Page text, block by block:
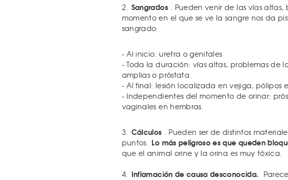
2. Sangrados . Pueden venir de las vías
momento en el que se ve la sangre nos da
sangrado:
- Al inicio: uretra o genitales
- Toda la duración: vías altas, problemas de
amplias o próstata.
- Al final: lesión localizada en vejiga, pólipos
- Independientes del momento de orinar:
vaginales en hembras.
3. Cálculos . Pueden ser de distintos
puntos. Lo más peligroso es que queden
que el animal orine y la orina es muy tóxica.
4. Inflamación de causa desconocida.